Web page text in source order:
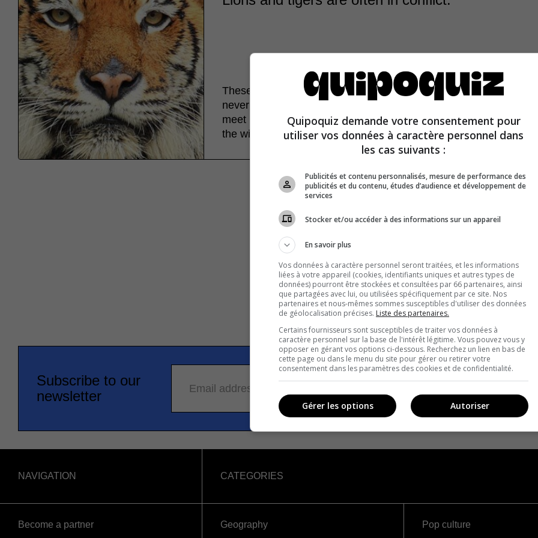
These two powerful predators never fight in the wild simply
never meet. Lions live in Africa, and tigers, in Asia. However, if
meet in combat, the tiger, with its slight weight advantage, would
the winner.
Subscribe to our
newsletter
Email address
NAVIGATION
Become a partner
CATEGORIES
Geography
Pop culture
Quipoquiz demande votre consentement pour
utiliser vos données à caractère personnel dans
les cas suivants :
Publicités et contenu personnalisés, mesure de performance des
publicités et du contenu, études d’audience et développement de
services
Stocker et/ou accéder à des informations sur un appareil
En savoir plus
Vos données à caractère personnel seront traitées, et les informations
liées à votre appareil (cookies, identifiants uniques et autres types de
données) pourront être stockées et consultées par 66 partenaires, ainsi
que partagées avec lui, ou utilisées spécifiquement par ce site. Nos
partenaires et nous-mêmes sommes susceptibles d'utiliser des données
de géolocalisation précises. Liste des partenaires.
Certains fournisseurs sont susceptibles de traiter vos données à
caractère personnel sur la base de l'intérêt légitime. Vous pouvez vous y
opposer en gérant vos options ci-dessous. Recherchez un lien en bas de
cette page ou dans le menu du site pour gérer ou retirer votre
consentement dans les paramètres des cookies et de confidentialité.
Autoriser
Gérer les options